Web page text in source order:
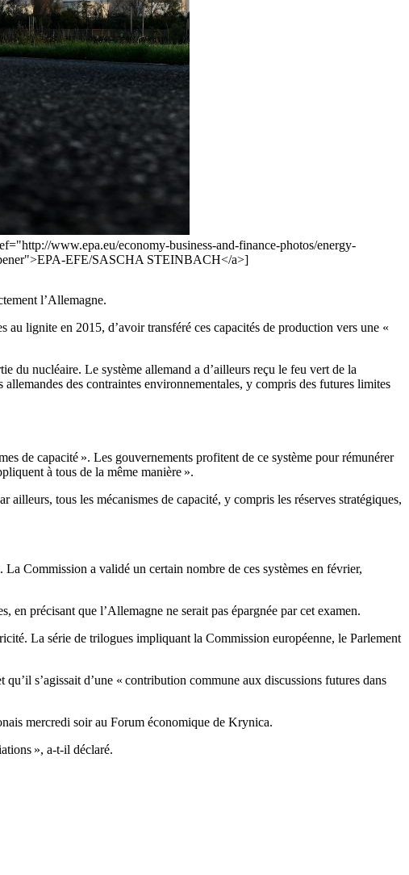
www.epa.eu/economy-business-and-finance-photos/energy-
EFE/SASCHA STEINBACH</a>]
l’Allemagne.
lignite en 2015, d’avoir transféré ces capacités de production vers une «
du nucléaire. Le système allemand a d’ailleurs reçu le feu vert de la
des contraintes environnementales, y compris des futures limites
de capacité ». Les gouvernements profitent de ce système pour rémunérer
à tous de la même manière ».
tous les mécanismes de capacité, y compris les réserves stratégiques,
Commission a validé un certain nombre de ces systèmes en février,
en précisant que l’Allemagne ne serait pas épargnée par cet examen.
La série de trilogues impliquant la Commission européenne, le Parlement
s’agissait d’une « contribution commune aux discussions futures dans
mercredi soir au Forum économique de Krynica.
», a-t-il déclaré.